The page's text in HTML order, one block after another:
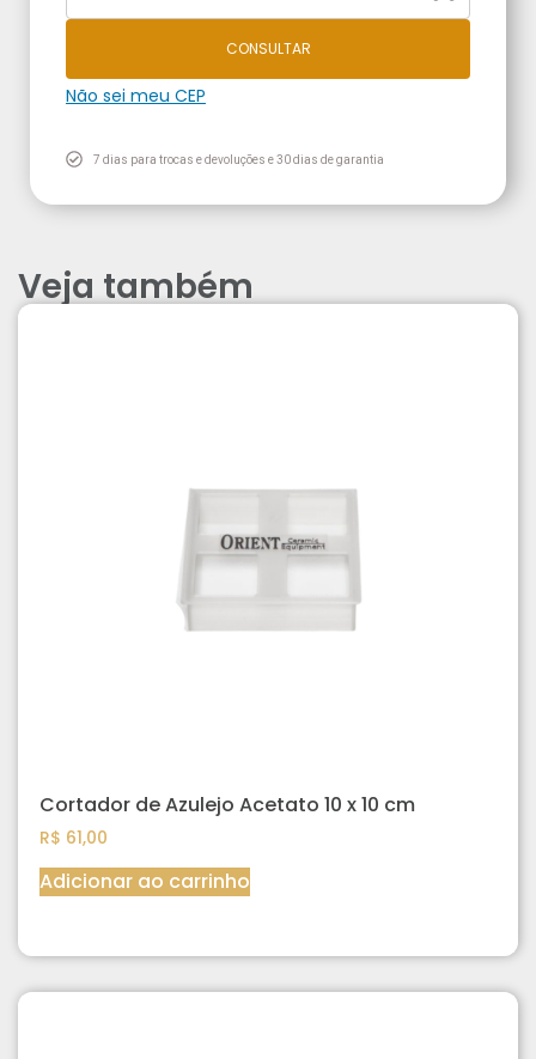
CONSULTAR
Não sei meu CEP
7 dias para trocas e devoluções e 30 dias de garantia
Veja também
Cortador de Azulejo Acetato 10 x 10 cm
R$ 61,00
Adicionar ao carrinho